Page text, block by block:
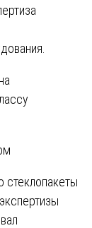
стеклопакеты